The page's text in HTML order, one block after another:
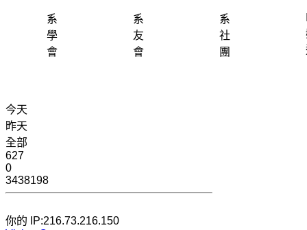
系
學
會
系
友
會
系
社
團
今天
昨天
全部
627
0
3438198
你的 IP:216.73.216.150